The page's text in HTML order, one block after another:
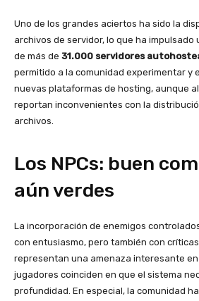
Uno de los grandes aciertos ha sido la
archivos de servidor, lo que ha
de más de 31.000 servidores
permitido a la comunidad experimentar y
nuevas plataformas de hosting, aunque
reportan inconvenientes con la
archivos.
Los NPCs: buen
aún verdes
La incorporación de enemigos
con entusiasmo, pero también con
representan una amenaza interesante en
jugadores coinciden en que el sistema
profundidad. En especial, la comunidad